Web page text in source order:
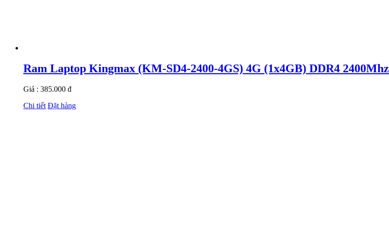
Ram Laptop Kingmax (KM-SD4-2400-4GS) 4G (1x4GB) DDR4 2400Mhz
Giá : 385.000 đ
Chi tiết Đặt hàng